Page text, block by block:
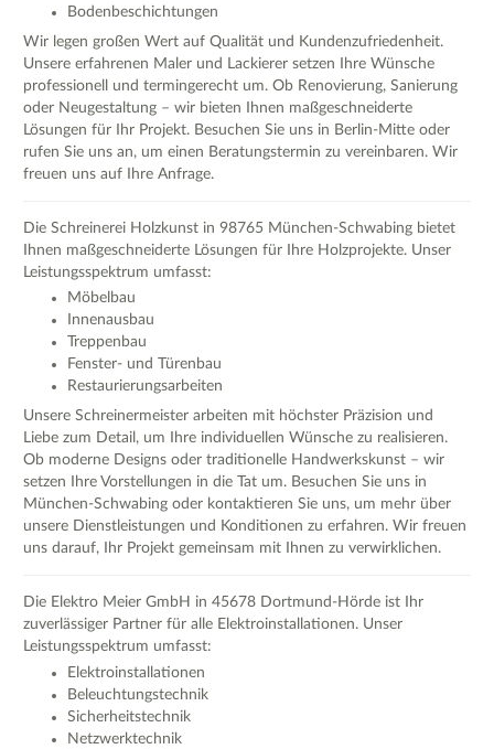
Bodenbeschichtungen
Wir legen großen Wert auf Qualität und Kundenzufriedenheit.
Unsere erfahrenen Maler und Lackierer setzen Ihre Wünsche
professionell und termingerecht um. Ob Renovierung, Sanierung
oder Neugestaltung – wir bieten Ihnen maßgeschneiderte
Lösungen für Ihr Projekt. Besuchen Sie uns in Berlin-Mitte oder
rufen Sie uns an, um einen Beratungstermin zu vereinbaren. Wir
freuen uns auf Ihre Anfrage.
Die Schreinerei Holzkunst in 98765 München-Schwabing bietet
Ihnen maßgeschneiderte Lösungen für Ihre Holzprojekte. Unser
Leistungsspektrum umfasst:
Möbelbau
Innenausbau
Treppenbau
Fenster- und Türenbau
Restaurierungsarbeiten
Unsere Schreinermeister arbeiten mit höchster Präzision und
Liebe zum Detail, um Ihre individuellen Wünsche zu realisieren.
Ob moderne Designs oder traditionelle Handwerkskunst – wir
setzen Ihre Vorstellungen in die Tat um. Besuchen Sie uns in
München-Schwabing oder kontaktieren Sie uns, um mehr über
unsere Dienstleistungen und Konditionen zu erfahren. Wir freuen
uns darauf, Ihr Projekt gemeinsam mit Ihnen zu verwirklichen.
Die Elektro Meier GmbH in 45678 Dortmund-Hörde ist Ihr
zuverlässiger Partner für alle Elektroinstallationen. Unser
Leistungsspektrum umfasst:
Elektroinstallationen
Beleuchtungstechnik
Sicherheitstechnik
Netzwerktechnik